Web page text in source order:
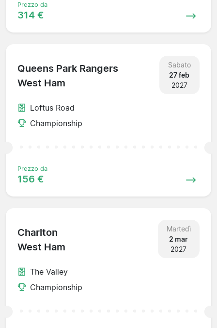
Prezzo da
314 €
Queens Park Rangers
West Ham
Sabato
27 feb
2027
Loftus Road
Championship
Prezzo da
156 €
Charlton
West Ham
Martedì
2 mar
2027
The Valley
Championship